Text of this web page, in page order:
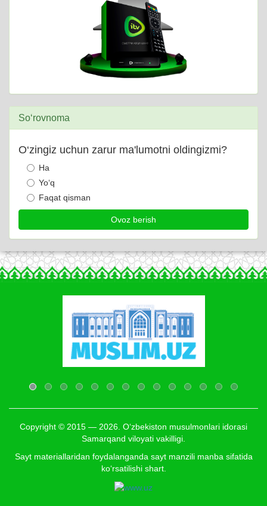
So‘rovnoma
O‘zingiz uchun zarur ma'lumotni oldingizmi?
Ha
Yo‘q
Faqat qisman
Copyright © 2015 — 2026. O‘zbekiston musulmonlari idorasi
Samarqand viloyati vakilligi.
Sayt materiallaridan foydalanganda sayt manzili manba sifatida
ko‘rsatilishi shart.